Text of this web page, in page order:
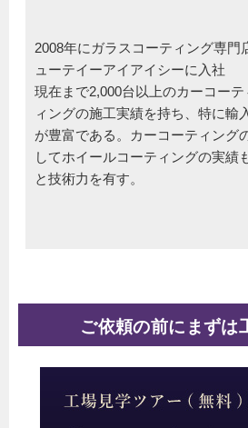
2008年にガラスコーティング専門
ューテイーアイアイシーに入社
現在まで2,000台以上のカーコー
ィングの施工実績を持ち、特に輸
が豊富である。カーコーティング
してホイールコーティングの実績
と技術力を有す。
ご依頼の前にまずは